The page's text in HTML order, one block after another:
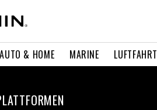
AUTO & HOME MARINE LUFTFAHRT